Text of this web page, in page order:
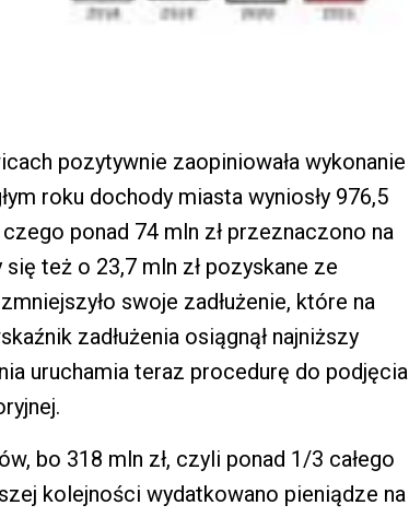
pozytywnie zaopiniowała wykonanie
roku dochody miasta wyniosły 976,5
ponad 74 mln zł przeznaczono na
też o 23,7 mln zł pozyskane ze
swoje zadłużenie, które na
zadłużenia osiągnął najniższy
uruchamia teraz procedurę do podjęcia
bo 318 mln zł, czyli ponad 1/3 całego
kolejności wydatkowano pieniądze na